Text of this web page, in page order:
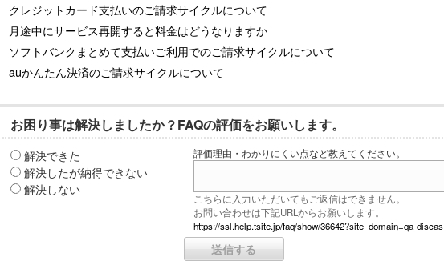
クレジットカード支払いのご請求サイクルについて
月途中にサービス再開すると料金はどうなりますか
ソフトバンクまとめて支払いご利用でのご請求サイクルについて
auかんたん決済のご請求サイクルについて
お困り事は解決しましたか？FAQの評価をお願いします。
解決できた
解決したが納得できない
解決しない
評価理由・わかりにくい点など教えてください。
こちらに入力いただいてもご返信はできません。
お問い合わせは下記URLからお願いします。
https://ssl.help.tsite.jp/faq/show/36642?site_domain=qa-discas